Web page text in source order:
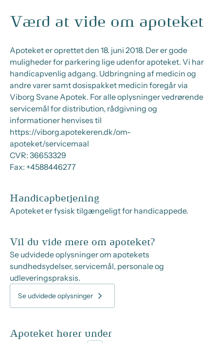
Værd at vide om apoteket
Apoteket er oprettet den 18. juni 2018. Der er gode
muligheder for parkering lige udenfor apoteket. Vi har
handicapvenlig adgang. Udbringning af medicin og
andre varer samt dosispakket medicin foregår via
Viborg Svane Apotek. For alle oplysninger vedrørende
servicemål for distribution, rådgivning og
informationer henvises til
https://viborg.apotekeren.dk/om-
apoteket/servicemaal
CVR: 36653329
Fax: +4588446277
Handicapbetjening
Apoteket er fysisk tilgængeligt for handicappede.
Vil du vide mere om apoteket?
Se udvidede oplysninger om apotekets
sundhedsydelser, servicemål, personale og
udleveringspraksis.
Se udvidede oplysninger
Apoteket hører under